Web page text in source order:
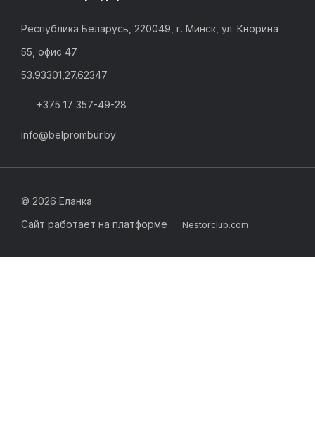
Республика Беларусь, 220049, г. Минск, ул. Кнорина
55, офис 47
53.93301,27.62347
+375 17 357-49-28
info@belprombur.by
© 2026 Еланка
Сайт работает на платформе
Nestorclub.com